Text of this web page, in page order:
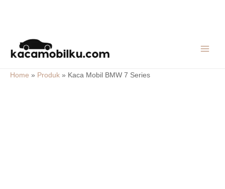
content
Home » Produk » Kaca Mobil BMW 7 Series